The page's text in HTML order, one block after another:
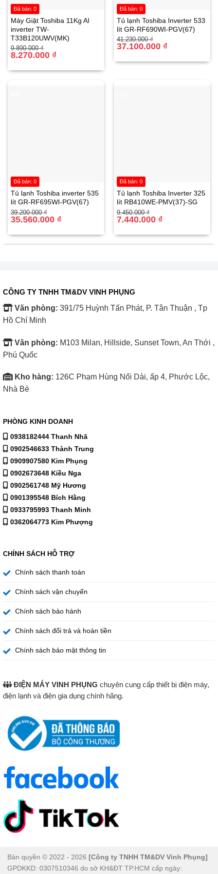
bảo giữ nhiệt ổn định.
Vỏ bảo vệ:Inox Titan chống oxy hóa, bảo vệ thiết bị
trước mọi điều kiện thời tiết.
Dung tích bình 200 lít, phù hợp với gia đình từ 6-7
người.
Nguyên Lý Hoạt Động Của Máy Nước Nóng
Năng Lượng Mặt Trời EMPIRE
Máy hoạt động dựa trên nguyên lý hấp thụ bức xạ
Ống chân không:Hấp thụ nhiệt từ ánh sáng mặt
Quá trình đối lưu:Nước nóng nhẹ hơn sẽ nổi lên,
nước lạnh nặng hơn sẽ chảy xuống, tạo vòng tuần
Giữ nhiệt lâu: Lớp bảo ôn giúp nước trong bình
duy trì nhiệt độ cao trong thời gian dài, đáp ứng nhu
Máy Giặt Toshiba 11Kg AI
inverter TW-
T33B120UWV(MK)
9.890.000₫
Giá
gốc
8.270.000 ₫
Giá
hiện
8.270.000 ₫.
Đã bán: 0
Tủ lạnh Toshiba Inverter 533
lít GR-RF690WI-PGV(67)
41.230.000₫
Giá
gốc
37.100.000 ₫
Giá
hiện
37.100.000 ₫.
Đã bán: 0
Tủ lạnh Toshiba inverter 535
lít GR-RF695WI-PGV(67)
39.200.000₫
Giá
gốc
là:
35.560.000 ₫
Giá
hiện
tại
35.560.000 ₫.
Đã bán: 0
Tủ lạnh Toshiba Inverter 325
lít RB410WE-PMV(37)-SG
9.450.000₫
Giá
gốc
là:
7.440.000 ₫
Giá
hiện
tại
7.440.000 ₫.
Đã bán: 0
CÔNG TY TNHH TM&DV VINH PHỤNG
Văn phòng: 391/75 Huỳnh Tấn Phát, P. Tân Thuận , Tp
Hồ Chí Minh
Văn phòng: M103 Milan, Hillside, Sunset Town, An Thới ,
Phú Quốc
Kho hàng: 126C Phạm Hùng Nối Dài, ấp 4, Phước Lộc,
Nhà Bè
PHÒNG KINH DOANH
0938182444 Thanh Nhã
0902546633 Thành Trung
0909907580 Kim Phụng
0902673648 Kiều Nga
0902561748 Mỹ Hương
0901395548 Bích Hằng
0933795993 Thanh Minh
0362064773 Kim Phượng
CHÍNH SÁCH HỖ TRỢ
Chính sách thanh toán
Chính sách vận chuyển
Chính sách bảo hành
Chính sách đổi trả và hoàn tiền
Chính sách bảo mật thông tin
ĐIỆN MÁY VINH PHỤNG chuyên cung cấp thiết bị điện máy,
điện lạnh và điện gia dụng chính hãng.
Bản quyền © 2022 - 2026 [Công ty TNHH TM&DV Vinh Phụng]
GPDKKD: 0307510346 do sở KH&ĐT TP.HCM cấp ngày: